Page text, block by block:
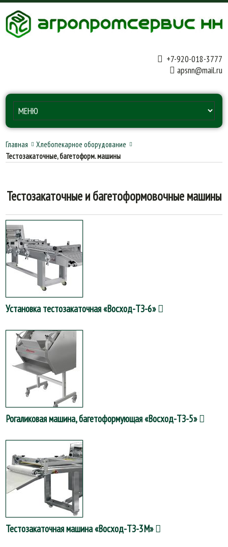
+7-920-018-3777
apsnn@mail.ru
Главная
Хлебопекарное оборудование
Тестозакаточные, багетоформ. машины
Тестозакаточные и багетоформовочные машины
Установка тестозакаточная «Восход-ТЗ-6»
Рогаликовая машина, багетоформующая «Восход-ТЗ-5»
Тестозакаточная машина «Восход-ТЗ-3M»